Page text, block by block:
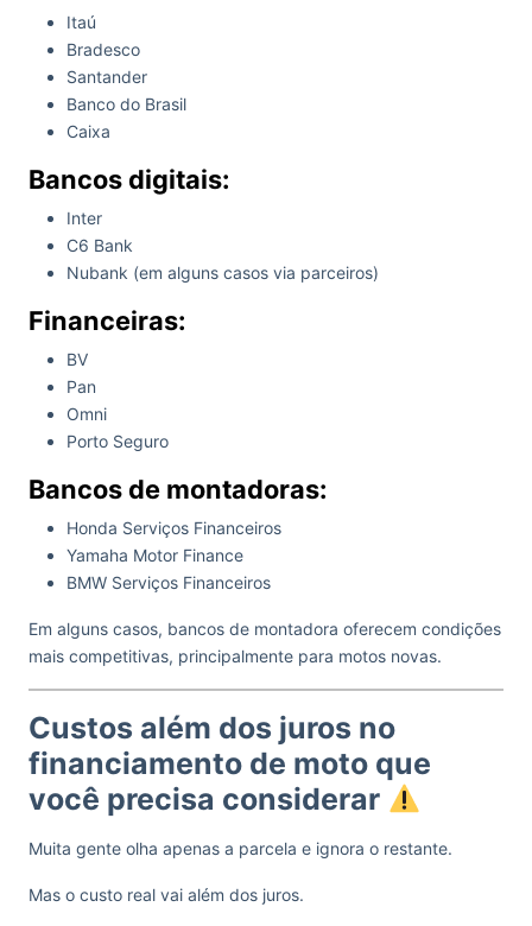
Itaú
Bradesco
Santander
Banco do Brasil
Caixa
Bancos digitais:
Inter
C6 Bank
Nubank (em alguns casos via parceiros)
Financeiras:
BV
Pan
Omni
Porto Seguro
Bancos de montadoras:
Honda Serviços Financeiros
Yamaha Motor Finance
BMW Serviços Financeiros
Em alguns casos, bancos de montadora oferecem condições
mais competitivas, principalmente para motos novas.
Custos além dos juros no
financiamento de moto que
você precisa considerar
Muita gente olha apenas a parcela e ignora o restante.
Mas o custo real vai além dos juros.